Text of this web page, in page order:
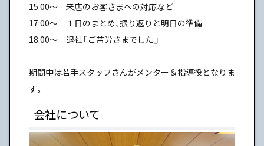
15:00〜 来店のお客さまへの対応など
17:00〜 １日のまとめ、振り返りと明日の準備
18:00〜 退社「ご苦労さまでした」
期間中は若手スタッフさんがメンター＆指導役となりま
す。
会社について